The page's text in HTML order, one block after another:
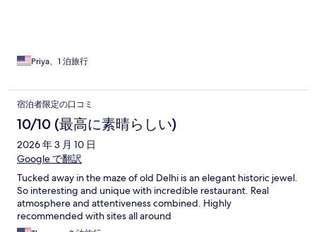
Priya、1 泊旅行
宿泊者限定の口コミ
10/10 (最高に素晴らしい)
2026 年 3 月 10 日
Google で翻訳
Tucked away in the maze of old Delhi is an elegant historic jewel.
So interesting and unique with incredible restaurant. Real
atmosphere and attentiveness combined. Highly
recommended with sites all around